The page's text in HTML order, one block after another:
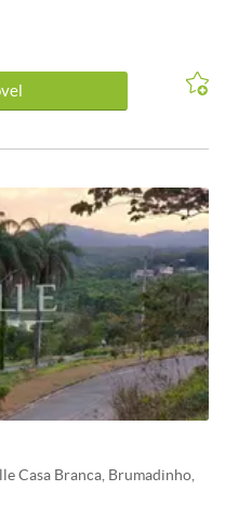
Casa Branca, Brumadinho,